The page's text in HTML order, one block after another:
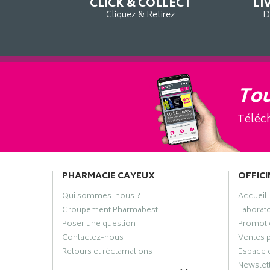
CLICK & COLLECT
Cliquez & Retirez
PHARMACIE CAYEUX
Qui sommes-nous ?
Groupement Pharmabest
Poser une question
Contactez-nous
Retours et réclamations
Accueil
Ventes
Espace